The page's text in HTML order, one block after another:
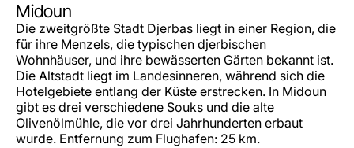
Midoun
Die zweitgrößte Stadt Djerbas liegt in einer Region, die
für ihre Menzels, die typischen djerbischen
Wohnhäuser, und ihre bewässerten Gärten bekannt ist.
Die Altstadt liegt im Landesinneren, während sich die
Hotelgebiete entlang der Küste erstrecken. In Midoun
gibt es drei verschiedene Souks und die alte
Olivenölmühle, die vor drei Jahrhunderten erbaut
wurde. Entfernung zum Flughafen: 25 km.